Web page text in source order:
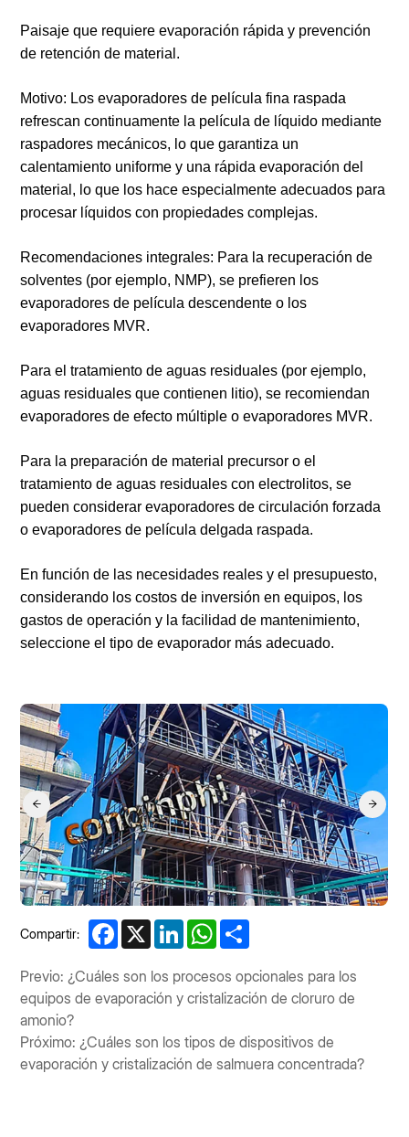
Paisaje que requiere evaporación rápida y prevención
de retención de material.
Motivo: Los evaporadores de película fina raspada
refrescan continuamente la película de líquido mediante
raspadores mecánicos, lo que garantiza un
calentamiento uniforme y una rápida evaporación del
material, lo que los hace especialmente adecuados para
procesar líquidos con propiedades complejas.
Recomendaciones integrales: Para la recuperación de
solventes (por ejemplo, NMP), se prefieren los
evaporadores de película descendente o los
evaporadores MVR.
Para el tratamiento de aguas residuales (por ejemplo,
aguas residuales que contienen litio), se recomiendan
evaporadores de efecto múltiple o evaporadores MVR.
Para la preparación de material precursor o el
tratamiento de aguas residuales con electrolitos, se
pueden considerar evaporadores de circulación forzada
o evaporadores de película delgada raspada.
En función de las necesidades reales y el presupuesto,
considerando los costos de inversión en equipos, los
gastos de operación y la facilidad de mantenimiento,
seleccione el tipo de evaporador más adecuado.
Compartir: Facebook
X LinkedInWhatsApp
Previo: ¿Cuáles son los procesos opcionales para los
equipos de evaporación y cristalización de cloruro de
amonio?
Próximo: ¿Cuáles son los tipos de dispositivos de
evaporación y cristalización de salmuera concentrada?